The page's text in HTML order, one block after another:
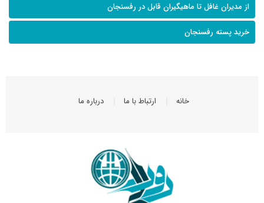
از مدیران غافل تا ماهیگیران قابل در رفسنجان
خرید پسته رفسنجان
خانه ارتباط با ما درباره ما